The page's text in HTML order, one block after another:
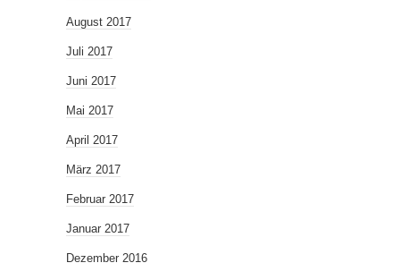
August 2017
Juli 2017
Juni 2017
Mai 2017
April 2017
März 2017
Februar 2017
Januar 2017
Dezember 2016